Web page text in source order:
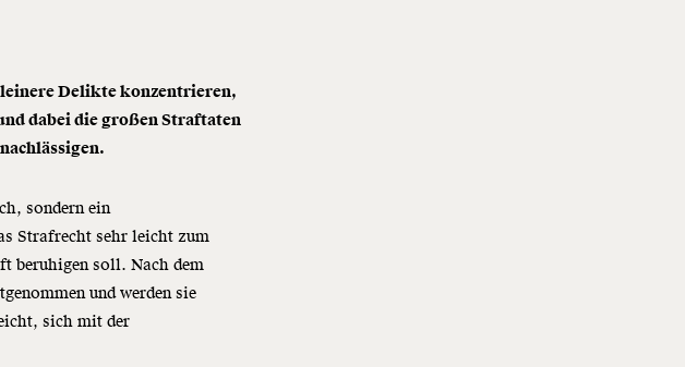
Delikte konzentrieren,
dabei die großen Straftaten
sondern ein
Strafrecht sehr leicht zum
beruhigen soll. Nach dem
und werden sie
sich mit der